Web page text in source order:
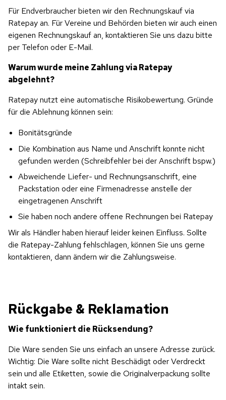
Für Endverbraucher bieten wir den Rechnungskauf via
Ratepay an. Für Vereine und Behörden bieten wir auch einen
eigenen Rechnungskauf an, kontaktieren Sie uns dazu bitte
per Telefon oder E-Mail.
Warum wurde meine Zahlung via Ratepay
abgelehnt?
Ratepay nutzt eine automatische Risikobewertung. Gründe
für die Ablehnung können sein:
Bonitätsgründe
Die Kombination aus Name und Anschrift konnte nicht
gefunden werden (Schreibfehler bei der Anschrift bspw.)
Abweichende Liefer- und Rechnungsanschrift, eine
Packstation oder eine Firmenadresse anstelle der
eingetragenen Anschrift
Sie haben noch andere offene Rechnungen bei Ratepay
Wir als Händler haben hierauf leider keinen Einfluss. Sollte
die Ratepay-Zahlung fehlschlagen, können Sie uns gerne
kontaktieren, dann ändern wir die Zahlungsweise.
Rückgabe & Reklamation
Wie funktioniert die Rücksendung?
Die Ware senden Sie uns einfach an unsere Adresse zurück.
Wichtig: Die Ware sollte nicht Beschädigt oder Verdreckt
sein und alle Etiketten, sowie die Originalverpackung sollte
intakt sein.